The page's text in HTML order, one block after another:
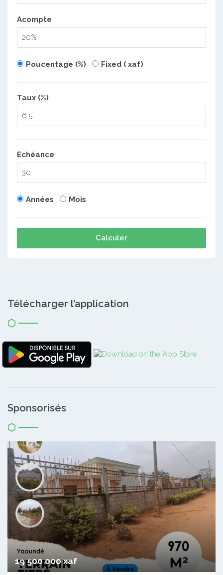
Acompte
Poucentage (%) Fixed ( xaf)
Taux (%)
Echéance
Années Mois
Calculer
Télécharger l’application
Sponsorisés
19 500 000 xaf